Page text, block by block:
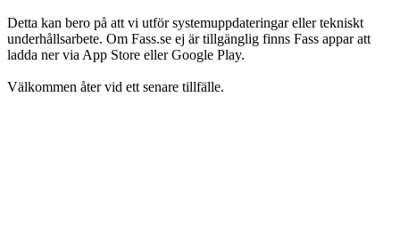
Detta kan bero på att vi utför systemuppdateringar eller tekniskt
underhållsarbete. Om Fass.se ej är tillgänglig finns Fass appar att
ladda ner via App Store eller Google Play.
Välkommen åter vid ett senare tillfälle.